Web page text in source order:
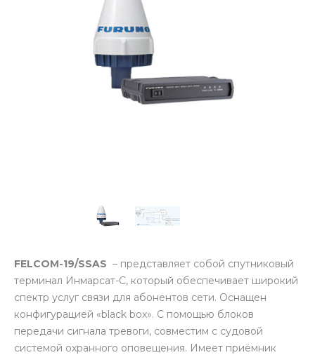
FELCOM-19/SSAS – представляет собой спутниковый
терминал Инмарсат-C, который обеспечивает широкий
спектр услуг связи для абонентов сети. Оснащен
конфигурацией «black box». С помощью блоков
передачи сигнала тревоги, совместим с судовой
системой охранного оповещения. Имеет приёмник